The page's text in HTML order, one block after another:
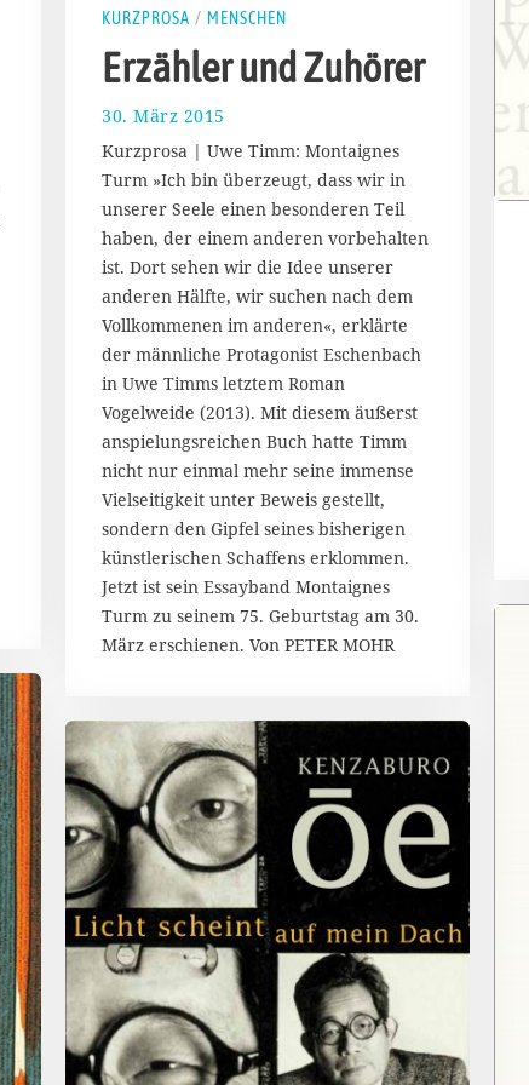
KURZPROSA / MENSCHEN
Erzähler und Zuhörer
30. März 2015
.
M
ä
r
z
0
1
5
Kurzprosa | Uwe Timm: Montaignes
Turm »Ich bin überzeugt, dass wir in
unserer Seele einen besonderen Teil
haben, der einem anderen vorbehalten
ist. Dort sehen wir die Idee unserer
anderen Hälfte, wir suchen nach dem
Vollkommenen im anderen«, erklärte
der männliche Protagonist Eschenbach
in Uwe Timms letztem Roman
Vogelweide (2013). Mit diesem äußerst
anspielungsreichen Buch hatte Timm
nicht nur einmal mehr seine immense
Vielseitigkeit unter Beweis gestellt,
sondern den Gipfel seines bisherigen
künstlerischen Schaffens erklommen.
Jetzt ist sein Essayband Montaignes
Turm zu seinem 75. Geburtstag am 30.
März erschienen. Von PETER MOHR